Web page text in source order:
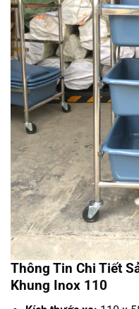
Thông Tin Chi Tiết
Khung Inox 110